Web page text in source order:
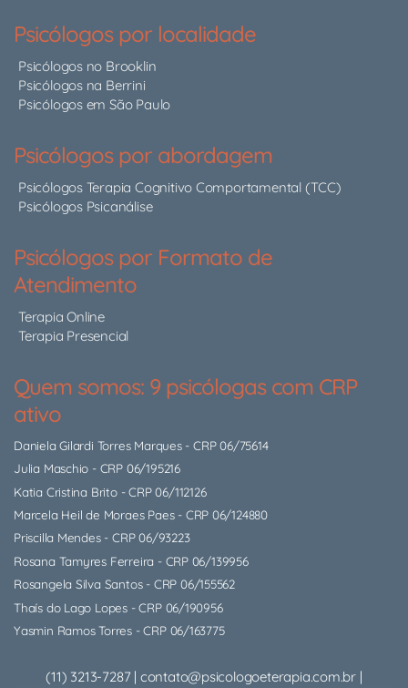
Psicólogos por localidade
Psicólogos no Brooklin
Psicólogos na Berrini
Psicólogos em São Paulo
Psicólogos por abordagem
Psicólogos Terapia Cognitivo Comportamental (TCC)
Psicólogos Psicanálise
Psicólogos por Formato de
Atendimento
Terapia Online
Terapia Presencial
Quem somos: 9 psicólogas com CRP
ativo
Daniela Gilardi Torres Marques- CRP 06/75614
Julia Maschio - CRP 06/195216
Katia Cristina Brito- CRP 06/112126
Marcela Heil de Moraes Paes- CRP 06/124880
Priscilla Mendes- CRP 06/93223
Rosana Tamyres Ferreira - CRP 06/139956
Rosangela Silva Santos- CRP 06/155562
Thaís do Lago Lopes - CRP 06/190956
Yasmin Ramos Torres - CRP 06/163775
(11) 3213-7287 | contato@psicologoeterapia.com.br |